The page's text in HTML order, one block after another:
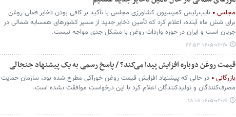
مجلس
نایب‌رئیس کمیسیون کشاورزی مجلس با تأکید بر کافی بودن ذخایر فعلی روغن
برای شش ماه آینده، اعلام کرد که تأمین ذخایر جدید از مسیر کشورهای همسایه شمالی در
جریان است و ایران در حوزه واردات روغن با مشکل جدی مواجه نیست.
۱۴۰۵-۰۲-۲۰ ۲۲:۵۳
قیمت روغن دوباره افزایش پیدا می‌کند؟ / پاسخ رسمی به یک پیشنهاد جنجالی
بازرگانی
در حالی که پیشنهاد افزایش قیمت روغن خوراکی مطرح شده بود، سازمان حمایت
مصرف‌کنندگان و تولیدکنندگان اعلام کرد با این درخواست موافقت نشده است.
۱۴۰۵-۰۲-۱۹ ۱۸:۱۸